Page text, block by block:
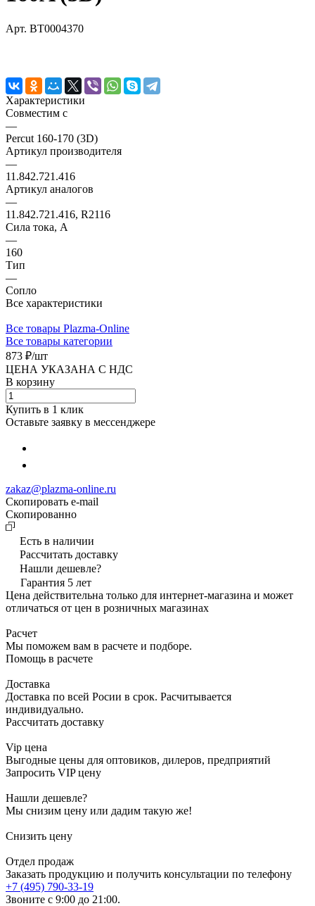
Арт. BT0004370
Характеристики
Совместим с
—
Percut 160-170 (3D)
Артикул производителя
—
11.842.721.416
Артикул аналогов
—
11.842.721.416, R2116
Сила тока, А
—
160
Тип
—
Сопло
Все характеристики
Все товары Plazma-Online
Все товары категории
873 ₽/шт
ЦЕНА УКАЗАНА С НДС
В корзину
Купить в 1 клик
Оставьте заявку в мессенджере
zakaz@plazma-online.ru
Скопировать e-mail
Cкопированно
Есть в наличии
Рассчитать доставку
Нашли дешевле?
Гарантия 5 лет
Цена действительна только для интернет-магазина и может
отличаться от цен в розничных магазинах
Расчет
Мы поможем вам в расчете и подборе.
Помощь в расчете
Доставка
Доставка по всей Росии в срок. Расчитывается
индивидуально.
Рассчитать доставку
Vip цена
Выгодные цены для оптовиков, дилеров, предприятий
Запросить VIP цену
Нашли дешевле?
Мы снизим цену или дадим такую же!
Снизить цену
Отдел продаж
Заказать продукцию и получить консультации по телефону
+7 (495) 790-33-19
Звоните с 9:00 до 21:00.